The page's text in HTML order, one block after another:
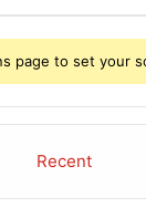
page to set your
Recent